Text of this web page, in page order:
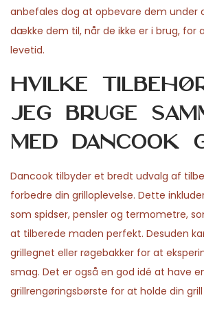
anbefales dog at opbevare dem under
dække dem til, når de ikke er i brug, for
levetid.
Hvilke
jeg bruge
med Dancook
Dancook tilbyder et bredt udvalg af
forbedre din grilloplevelse. Dette
som spidser, pensler og termometre,
at tilberede maden perfekt. Desuden
grillegnet eller røgebakker for at
smag. Det er også en god idé at have
grillrengøringsbørste for at holde din